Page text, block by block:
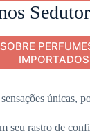
únicas,
seu rastro de